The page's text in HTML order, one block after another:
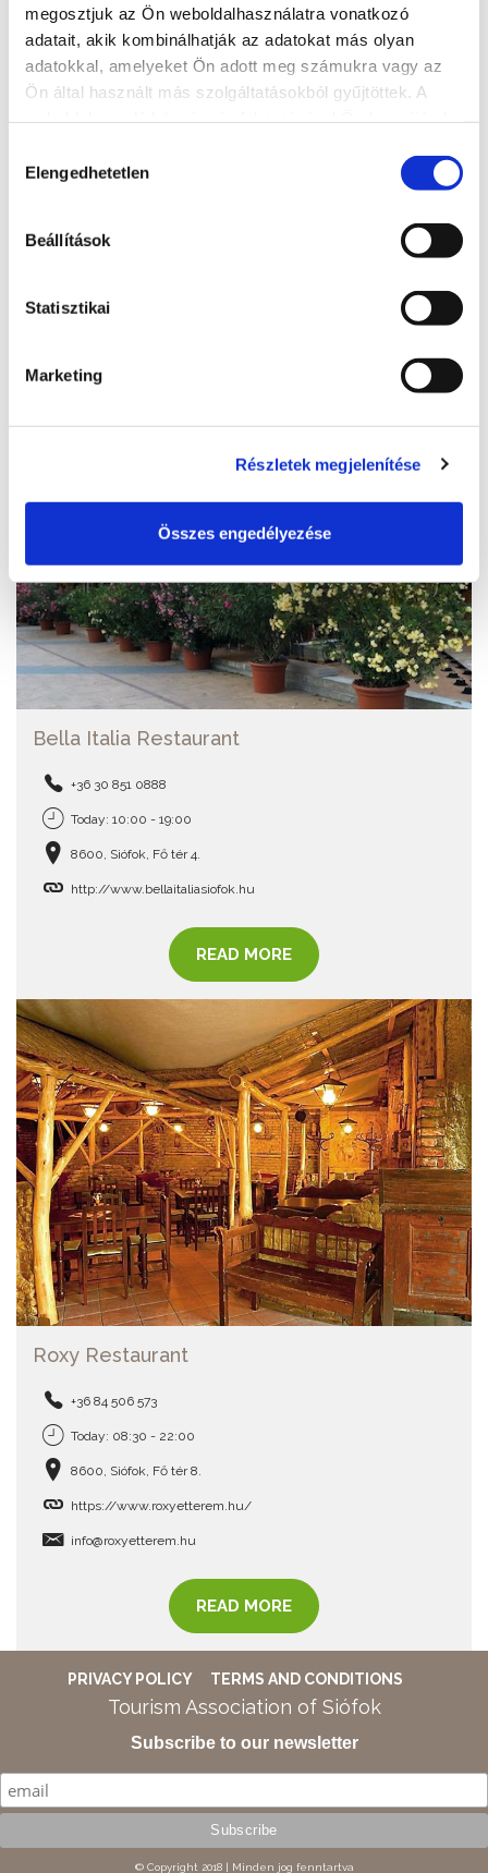
megosztjuk az Ön weboldalhasználatra vonatkozó
adatait, akik kombinálhatják az adatokat más olyan
adatokkal, amelyeket Ön adott meg számukra vagy az
Ön által használt más szolgáltatásokból gyűjtöttek. A
kiválasztása
Elengedhetetlen
Beállítások
Statisztikai
Marketing
Részletek megjelenítése
Összes engedélyezése
Sándor Restaurant
Today: 11:00 - 21:00
http://www.sandorrestaurant.hu/
Bella Italia Restaurant
+36 30 851 0888
Today: 10:00 - 19:00
8600, Siófok, Fő tér 4.
http://www.bellaitaliasiofok.hu
READ MORE
Roxy Restaurant
+36 84 506 573
Today: 08:30 - 22:00
8600, Siófok, Fő tér 8.
https://www.roxyetterem.hu/
info@roxyetterem.hu
READ MORE
PRIVACY POLICY TERMS AND CONDITIONS
Tourism Association of Siófok
Subscribe to our newsletter
© Copyright 2018 | Minden jog fenntartva